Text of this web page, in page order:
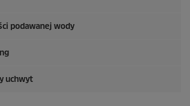
podawanej wody
uchwyt